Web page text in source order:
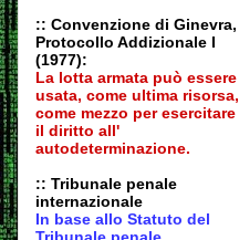
:: Convenzione di Ginevra,
Protocollo Addizionale I
(1977):
La lotta armata può essere
usata, come ultima risorsa,
come mezzo per esercitare
il diritto all'
autodeterminazione.
:: Tribunale penale
internazionale
In base allo Statuto del